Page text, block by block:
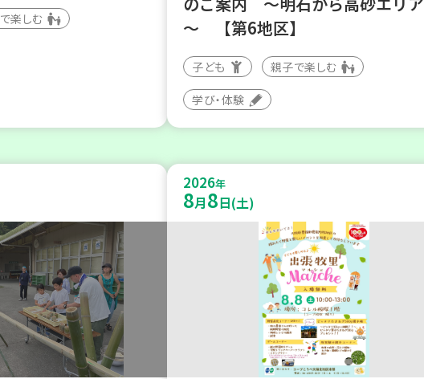
楽しむ
～ 【第6地区】
子ども 親子で楽しむ
学び・体験
2026年
8月8日(土)